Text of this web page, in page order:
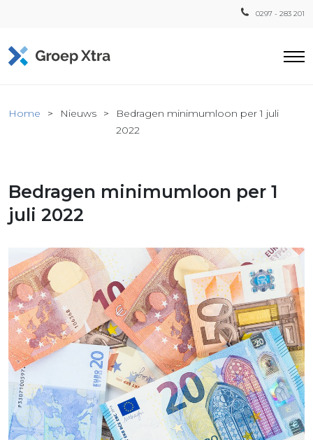
0297 - 283 201
Home Nieuws
Bedragen minimumloon per 1 juli
2022
Bedragen minimumloon per 1
juli 2022